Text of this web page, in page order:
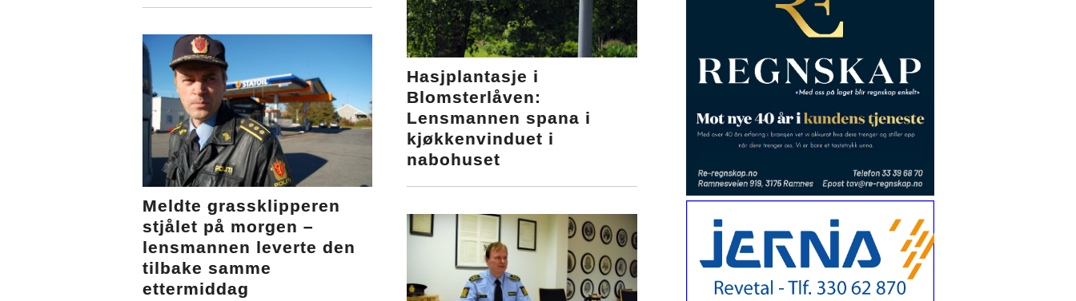
Hasjplantasje i
Blomsterlåven:
Lensmannen spana i
kjøkkenvinduet i
nabohuset
Meldte grassklipperen
stjålet på morgen –
lensmannen leverte den
tilbake samme
ettermiddag